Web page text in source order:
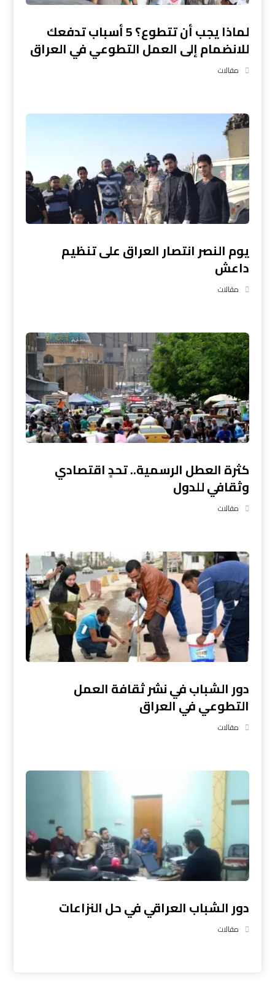
لماذا يجب أن تتطوع؟ 5 أسباب تدفعك
للانضمام إلى العمل التطوعي في العراق
مقالات
يوم النصر انتصار العراق على تنظيم
داعش
مقالات
كثرة العطل الرسمية.. تحدٍ اقتصادي
وثقافي للدول
مقالات
دور الشباب في نشر ثقافة العمل
التطوعي في العراق
مقالات
دور الشباب العراقي في حل النزاعات
مقالات